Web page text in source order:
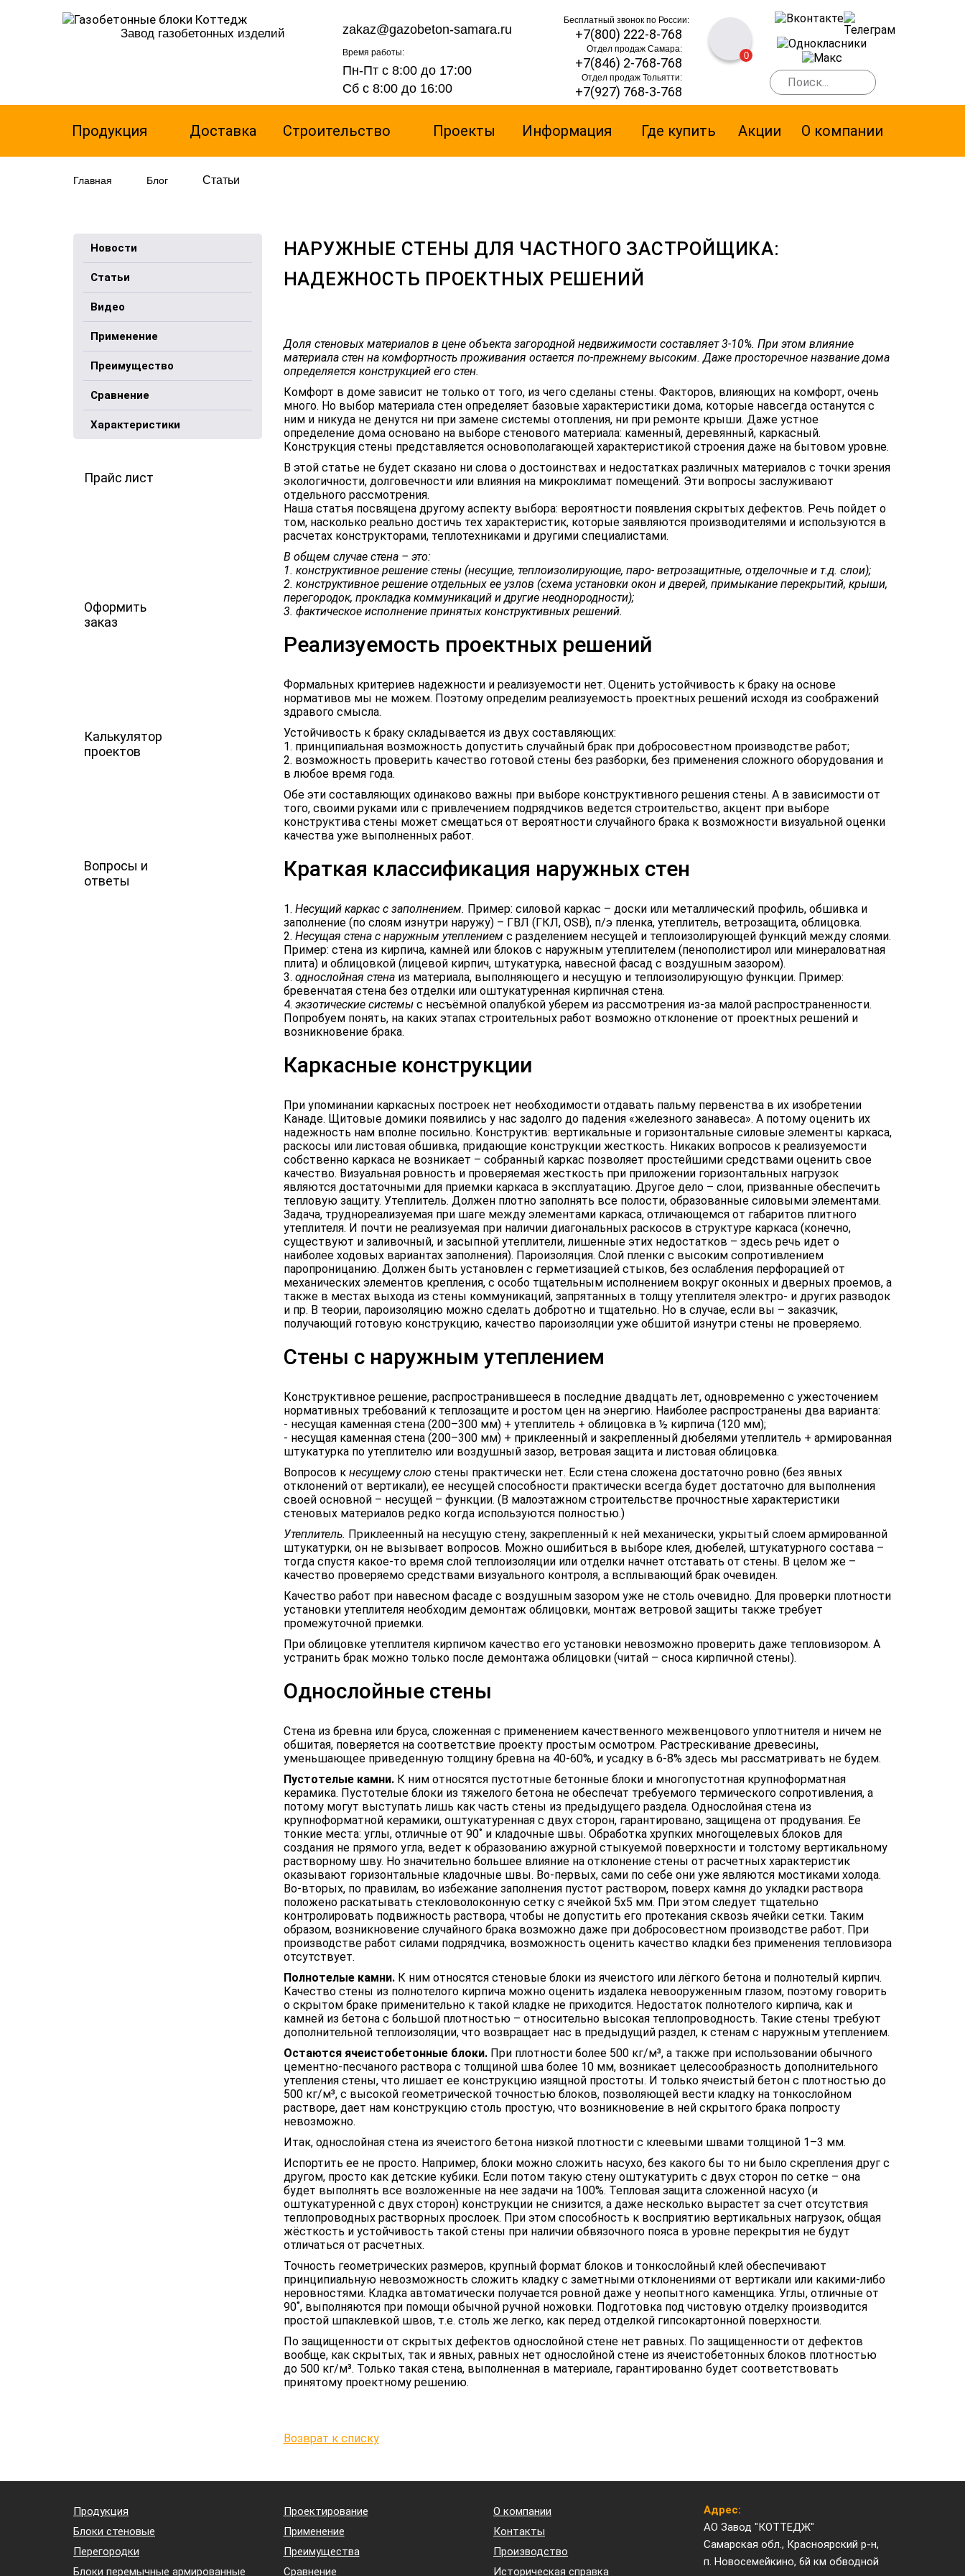
Завод газобетонных изделий zakaz@gazobeton-samara.ru
Время работы:
Пн-Пт с 8:00 до 17:00
Сб с 8:00 до 16:00
Бесплатный звонок по России:
+7(800) 222-8-768
Отдел продаж Самара:
+7(846) 2-768-768
Отдел продаж Тольятти:
+7(927) 768-3-768
0
Продукция Доставка Строительство Проекты Информация Где купить Акции О компании
Главная Блог Статьи
Новости
Статьи
Видео
Применение
Преимущество
Сравнение
Характеристики
Прайс лист
Оформить
заказ
Калькулятор
проектов
Вопросы и
ответы
НАРУЖНЫЕ СТЕНЫ ДЛЯ ЧАСТНОГО ЗАСТРОЙЩИКА:
НАДЕЖНОСТЬ ПРОЕКТНЫХ РЕШЕНИЙ
Доля стеновых материалов в цене объекта загородной недвижимости составляет 3-10%. При этом влияние
материала стен на комфортность проживания остается по-прежнему высоким. Даже просторечное название дома
определяется конструкцией его стен.
Комфорт в доме зависит не только от того, из чего сделаны стены. Факторов, влияющих на комфорт, очень
много. Но выбор материала стен определяет базовые характеристики дома, которые навсегда останутся с
ним и никуда не денутся ни при замене системы отопления, ни при ремонте крыши. Даже устное
определение дома основано на выборе стенового материала: каменный, деревянный, каркасный.
Конструкция стены представляется основополагающей характеристикой строения даже на бытовом уровне.
В этой статье не будет сказано ни слова о достоинствах и недостатках различных материалов с точки зрения
экологичности, долговечности или влияния на микроклимат помещений. Эти вопросы заслуживают
отдельного рассмотрения.
Наша статья посвящена другому аспекту выбора: вероятности появления скрытых дефектов. Речь пойдет о
том, насколько реально достичь тех характеристик, которые заявляются производителями и используются в
расчетах конструкторами, теплотехниками и другими специалистами.
В общем случае стена – это:
1. конструктивное решение стены (несущие, теплоизолирующие, паро- ветрозащитные, отделочные и т.д. слои);
2. конструктивное решение отдельных ее узлов (схема установки окон и дверей, примыкание перекрытий, крыши,
перегородок, прокладка коммуникаций и другие неоднородности);
3. фактическое исполнение принятых конструктивных решений.
Реализуемость проектных решений
Формальных критериев надежности и реализуемости нет. Оценить устойчивость к браку на основе
нормативов мы не можем. Поэтому определим реализуемость проектных решений исходя из соображений
здравого смысла.
Устойчивость к браку складывается из двух составляющих:
1. принципиальная возможность допустить случайный брак при добросовестном производстве работ;
2. возможность проверить качество готовой стены без разборки, без применения сложного оборудования и
в любое время года.
Обе эти составляющих одинаково важны при выборе конструктивного решения стены. А в зависимости от
того, своими руками или с привлечением подрядчиков ведется строительство, акцент при выборе
конструктива стены может смещаться от вероятности случайного брака к возможности визуальной оценки
качества уже выполненных работ.
Краткая классификация наружных стен
1. Несущий каркас с заполнением. Пример: силовой каркас – доски или металлический профиль, обшивка и
заполнение (по слоям изнутри наружу) – ГВЛ (ГКЛ, OSB), п/э пленка, утеплитель, ветрозащита, облицовка.
2. Несущая стена с наружным утеплением с разделением несущей и теплоизолирующей функций между слоями.
Пример: стена из кирпича, камней или блоков с наружным утеплителем (пенополистирол или минераловатная
плита) и облицовкой (лицевой кирпич, штукатурка, навесной фасад с воздушным зазором).
3. однослойная стенаиз материала, выполняющего и несущую и теплоизолирующую функции. Пример:
бревенчатая стена без отделки или оштукатуренная кирпичная стена.
4. экзотические системыс несъёмной опалубкой уберем из рассмотрения из-за малой распространенности.
Попробуем понять, на каких этапах строительных работ возможно отклонение от проектных решений и
возникновение брака.
Каркасные конструкции
При упоминании каркасных построек нет необходимости отдавать пальму первенства в их изобретении
Канаде. Щитовые домики появились у нас задолго до падения «железного занавеса». А потому оценить их
надежность нам вполне посильно. Конструктив: вертикальные и горизонтальные силовые элементы каркаса,
раскосы или листовая обшивка, придающие конструкции жесткость. Никаких вопросов к реализуемости
собственно каркаса не возникает – собранный каркас позволяет простейшими средствами оценить свое
качество. Визуальная ровность и проверяемая жесткость при приложении горизонтальных нагрузок
являются достаточными для приемки каркаса в эксплуатацию. Другое дело – слои, призванные обеспечить
тепловую защиту. Утеплитель. Должен плотно заполнять все полости, образованные силовыми элементами.
Задача, труднореализуемая при шаге между элементами каркаса, отличающемся от габаритов плитного
утеплителя. И почти не реализуемая при наличии диагональных раскосов в структуре каркаса (конечно,
существуют и заливочный, и засыпной утеплители, лишенные этих недостатков – здесь речь идет о
наиболее ходовых вариантах заполнения). Пароизоляция. Слой пленки с высоким сопротивлением
паропроницанию. Должен быть установлен с герметизацией стыков, без ослабления перфорацией от
механических элементов крепления, с особо тщательным исполнением вокруг оконных и дверных проемов, а
также в местах выхода из стены коммуникаций, запрятанных в толщу утеплителя электро- и других разводок
и пр. В теории, пароизоляцию можно сделать добротно и тщательно. Но в случае, если вы – заказчик,
получающий готовую конструкцию, качество пароизоляции уже обшитой изнутри стены не проверяемо.
Стены с наружным утеплением
Конструктивное решение, распространившееся в последние двадцать лет, одновременно с ужесточением
нормативных требований к теплозащите и ростом цен на энергию. Наиболее распространены два варианта:
- несущая каменная стена (200–300 мм) + утеплитель + облицовка в ½ кирпича (120 мм);
- несущая каменная стена (200–300 мм) + приклеенный и закрепленный дюбелями утеплитель + армированная
штукатурка по утеплителю или воздушный зазор, ветровая защита и листовая облицовка.
Вопросов к несущему слою стены практически нет. Если стена сложена достаточно ровно (без явных
отклонений от вертикали), ее несущей способности практически всегда будет достаточно для выполнения
своей основной – несущей – функции. (В малоэтажном строительстве прочностные характеристики
стеновых материалов редко когда используются полностью.)
Утеплитель. Приклеенный на несущую стену, закрепленный к ней механически, укрытый слоем армированной
штукатурки, он не вызывает вопросов. Можно ошибиться в выборе клея, дюбелей, штукатурного состава –
тогда спустя какое-то время слой теплоизоляции или отделки начнет отставать от стены. В целом же –
качество проверяемо средствами визуального контроля, а всплывающий брак очевиден.
Качество работ при навесном фасаде с воздушным зазором уже не столь очевидно. Для проверки плотности
установки утеплителя необходим демонтаж облицовки, монтаж ветровой защиты также требует
промежуточной приемки.
При облицовке утеплителя кирпичом качество его установки невозможно проверить даже тепловизором. А
устранить брак можно только после демонтажа облицовки (читай – сноса кирпичной стены).
Однослойные стены
Стена из бревна или бруса, сложенная с применением качественного межвенцового уплотнителя и ничем не
обшитая, поверяется на соответствие проекту простым осмотром. Растрескивание древесины,
уменьшающее приведенную толщину бревна на 40-60%, и усадку в 6-8% здесь мы рассматривать не будем.
Пустотелые камни.К ним относятся пустотные бетонные блоки и многопустотная крупноформатная
керамика. Пустотелые блоки из тяжелого бетона не обеспечат требуемого термического сопротивления, а
потому могут выступать лишь как часть стены из предыдущего раздела. Однослойная стена из
крупноформатной керамики, оштукатуренная с двух сторон, гарантировано, защищена от продувания. Ее
тонкие места: углы, отличные от 90˚ и кладочные швы. Обработка хрупких многощелевых блоков для
создания не прямого угла, ведет к образованию ажурной стыкуемой поверхности и толстому вертикальному
растворному шву. Но значительно большее влияние на отклонение стены от расчетных характеристик
оказывают горизонтальные кладочные швы. Во-первых, сами по себе они уже являются мостиками холода.
Во-вторых, по правилам, во избежание заполнения пустот раствором, поверх камня до укладки раствора
положено раскатывать стекловолоконную сетку с ячейкой 5х5 мм. При этом следует тщательно
контролировать подвижность раствора, чтобы не допустить его протекания сквозь ячейки сетки. Таким
образом, возникновение случайного брака возможно даже при добросовестном производстве работ. При
производстве работ силами подрядчика, возможность оценить качество кладки без применения тепловизора
отсутствует.
Полнотелые камни.К ним относятся стеновые блоки из ячеистого или лёгкого бетона и полнотелый кирпич.
Качество стены из полнотелого кирпича можно оценить издалека невооруженным глазом, поэтому говорить
о скрытом браке применительно к такой кладке не приходится. Недостаток полнотелого кирпича, как и
камней из бетона с большой плотностью – относительно высокая теплопроводность. Такие стены требуют
дополнительной теплоизоляции, что возвращает нас в предыдущий раздел, к стенам с наружным утеплением.
Остаются ячеистобетонные блоки.При плотности более 500 кг/м³, а также при использовании обычного
цементно-песчаного раствора с толщиной шва более 10 мм, возникает целесообразность дополнительного
утепления стены, что лишает ее конструкцию изящной простоты. И только ячеистый бетон с плотностью до
500 кг/м³, с высокой геометрической точностью блоков, позволяющей вести кладку на тонкослойном
растворе, дает нам конструкцию столь простую, что возникновение в ней скрытого брака попросту
невозможно.
Итак, однослойная стена из ячеистого бетона низкой плотности с клеевыми швами толщиной 1–3 мм.
Испортить ее не просто. Например, блоки можно сложить насухо, без какого бы то ни было скрепления друг с
другом, просто как детские кубики. Если потом такую стену оштукатурить с двух сторон по сетке – она
будет выполнять все возложенные на нее задачи на 100%. Тепловая защита сложенной насухо (и
оштукатуренной с двух сторон) конструкции не снизится, а даже несколько вырастет за счет отсутствия
теплопроводных растворных прослоек. При этом способность к восприятию вертикальных нагрузок, общая
жёсткость и устойчивость такой стены при наличии обвязочного пояса в уровне перекрытия не будут
отличаться от расчетных.
Точность геометрических размеров, крупный формат блоков и тонкослойный клей обеспечивают
принципиальную невозможность сложить кладку с заметными отклонениями от вертикали или какими-либо
неровностями. Кладка автоматически получается ровной даже у неопытного каменщика. Углы, отличные от
90˚, выполняются при помощи обычной ручной ножовки. Подготовка под чистовую отделку производится
простой шпаклевкой швов, т.е. столь же легко, как перед отделкой гипсокартонной поверхности.
По защищенности от скрытых дефектов однослойной стене нет равных. По защищенности от дефектов
вообще, как скрытых, так и явных, равных нет однослойной стене из ячеистобетонных блоков плотностью
до 500 кг/м³. Только такая стена, выполненная в материале, гарантированно будет соответствовать
принятому проектному решению.
Возврат к списку
Продукция
Блоки стеновые
Перегородки
Блоки перемычные армированные
Проектирование
Применение
Преимущества
Сравнение
О компании
Контакты
Производство
Историческая справка
Адрес:
АО Завод "КОТТЕДЖ"
Самарская обл., Красноярский р-н,
п. Новосемейкино, 6й км обводной